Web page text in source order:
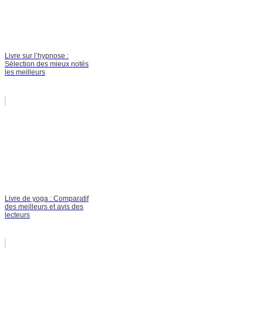
Livre sur l’hypnose :
Sélection des mieux notés
les meilleurs
Livre de yoga : Comparatif
des meilleurs et avis des
lecteurs